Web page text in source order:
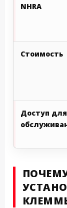
NHRA
Стоимость
Доступ для